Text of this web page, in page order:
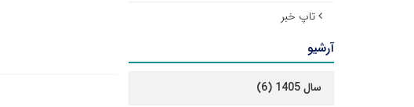
تاپ خبر
آرشیو
سال 1405 (6)